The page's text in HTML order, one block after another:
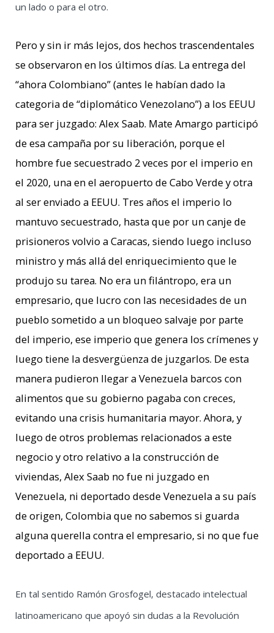
un lado o para el otro.
Pero y sin ir más lejos, dos hechos trascendentales
se observaron en los últimos días. La entrega del
“ahora Colombiano” (antes le habían dado la
categoria de “diplomático Venezolano”) a los EEUU
para ser juzgado: Alex Saab. Mate Amargo participó
de esa campaña por su liberación, porque el
hombre fue secuestrado 2 veces por el imperio en
el 2020, una en el aeropuerto de Cabo Verde y otra
al ser enviado a EEUU. Tres años el imperio lo
mantuvo secuestrado, hasta que por un canje de
prisioneros volvio a Caracas, siendo luego incluso
ministro y más allá del enriquecimiento que le
produjo su tarea. No era un filántropo, era un
empresario, que lucro con las necesidades de un
pueblo sometido a un bloqueo salvaje por parte
del imperio, ese imperio que genera los crímenes y
luego tiene la desvergüenza de juzgarlos. De esta
manera pudieron llegar a Venezuela barcos con
alimentos que su gobierno pagaba con creces,
evitando una crisis humanitaria mayor. Ahora, y
luego de otros problemas relacionados a este
negocio y otro relativo a la construcción de
viviendas, Alex Saab no fue ni juzgado en
Venezuela, ni deportado desde Venezuela a su país
de origen, Colombia que no sabemos si guarda
alguna querella contra el empresario, si no que fue
deportado a EEUU.
En tal sentido Ramón Grosfogel, destacado intelectual
latinoamericano que apoyó sin dudas a la Revolución